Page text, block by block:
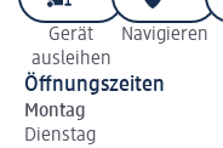
Gerät
ausleihen
Navigieren
Öffnungszeiten
Montag
Dienstag